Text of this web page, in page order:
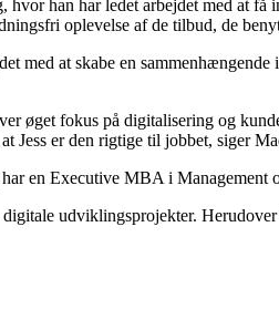
han har ledet arbejdet med at
oplevelse af de tilbud, de
med at skabe en
øget fokus på digitalisering og
er den rigtige til jobbet, siger
en Executive MBA i Management
udviklingsprojekter.